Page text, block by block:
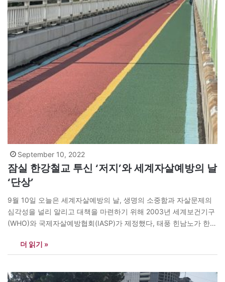
September 10, 2022
잠실 한강철교 투신 ‘저지’와 세계자살예방의 날
‘단상’
9월 10일 오늘은 세계자살예방의 날, 생명의 소중함과 자살문제의
심각성을 널리 알리고 대책을 마련하기 위해 2003년 세계보건기구
(WHO)와 국제자살예방협회(IASP)가 제정했다, 태풍 힌남노가 한반
강으로 투신을 시도하려는 듯한 30대 남성이 눈에 띄었다. 필자는
그를 자극하지 않으려고 50m쯤 떨어진 곳에서 주시했다. 그는 난간
더 읽기 »